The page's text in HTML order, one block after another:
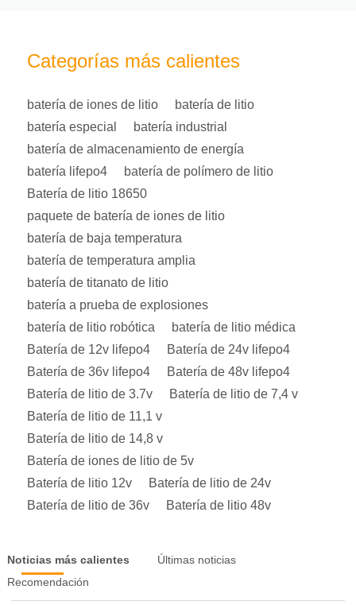
Categorías más calientes
batería de iones de litio
batería de litio
batería especial
batería industrial
batería de almacenamiento de energía
batería lifepo4
batería de polímero de litio
Batería de litio 18650
paquete de batería de iones de litio
batería de baja temperatura
batería de temperatura amplia
batería de titanato de litio
batería a prueba de explosiones
batería de litio robótica
batería de litio médica
Batería de 12v lifepo4
Batería de 24v lifepo4
Batería de 36v lifepo4
Batería de 48v lifepo4
Batería de litio de 3.7v
Batería de litio de 7,4 v
Batería de litio de 11,1 v
Batería de litio de 14,8 v
Batería de iones de litio de 5v
Batería de litio 12v
Batería de litio de 24v
Batería de litio de 36v
Batería de litio 48v
Noticias más calientes
Últimas noticias
Recomendación